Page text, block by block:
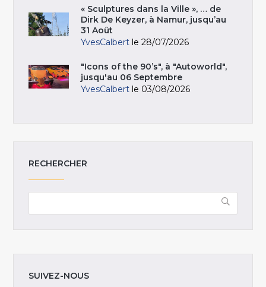
« Sculptures dans la Ville », … de
Dirk De Keyzer, à Namur, jusqu’au
31 Août
YvesCalbert le 28/07/2026
"Icons of the 90’s", à "Autoworld",
jusqu'au 06 Septembre
YvesCalbert le 03/08/2026
RECHERCHER
SUIVEZ-NOUS